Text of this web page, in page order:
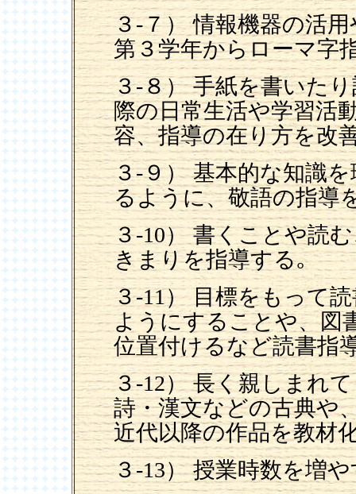
３-７） 情報機器の活
第３学年からローマ字
３-８） 手紙を書いた
際の日常生活や学習活
容、指導の在り方を改
３-９） 基本的な知識
るように、敬語の指導
３-10） 書くことや読
きまりを指導する｡
３-11） 目標をもって
ようにすることや、図
位置付けるなど読書指
３-12） 長く親しまれ
詩・漢文などの古典や
近代以降の作品を教材
３-13） 授業時数を増